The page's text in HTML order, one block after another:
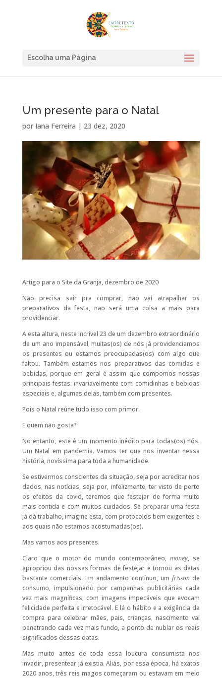
Escolha uma Página
Um presente para o Natal
por Iana Ferreira | 23 dez, 2020
Artigo para o Site da Granja, dezembro de 2020
Não precisa sair pra comprar, não vai atrapalhar os
preparativos da festa, não será uma coisa a mais para
providenciar.
A esta altura, neste incrível 23 de um dezembro extraordinário
de um ano impensável, muitas(os) de nós já providenciamos
os presentes ou estamos preocupadas(os) com algo que
faltou. Também estamos nos preparativos das comidas e
bebidas, porque em geral é assim que compomos nossas
principais festas: invariavelmente com comidinhas e bebidas
especiais e, algumas delas, também com presentes.
Pois o Natal reúne tudo isso com primor.
E quem não gosta?
No entanto, este é um momento inédito para todas(os) nós.
Um Natal em pandemia. Vamos ter que nos inventar nessa
história, novíssima para toda a humanidade.
Se estivermos conscientes da situação, seja por acreditar nos
dados, nas notícias, seja por, infelizmente, ter visto de perto
os efeitos da covid, teremos que festejar de forma muito
mais contida e com muitos cuidados. Se preparar uma festa
já dá trabalho, imagine esta, com protocolos bem exigentes e
aos quais não estamos acostumadas(os).
Mas vamos aos presentes.
Claro que o motor do mundo contemporâneo,money, se
apropriou das nossas formas de festejar e tornou as datas
bastante comerciais. Em andamento contínuo, um frisson de
consumo, impulsionado por campanhas publicitárias cada
vez mais magníficas, com imagens impecáveis que evocam
felicidade perfeita e irretocável. E lá o hábito e a exigência da
compra para celebrar mães, pais, crianças, nascimento vai
penetrando cada vez mais fundo, a ponto de nublar os reais
significados dessas datas.
Mas muito antes de toda essa loucura consumista nos
invadir, presentear já existia. Aliás, por essa época, há exatos
2020 anos, três reis magos começaram ou estavam em meio